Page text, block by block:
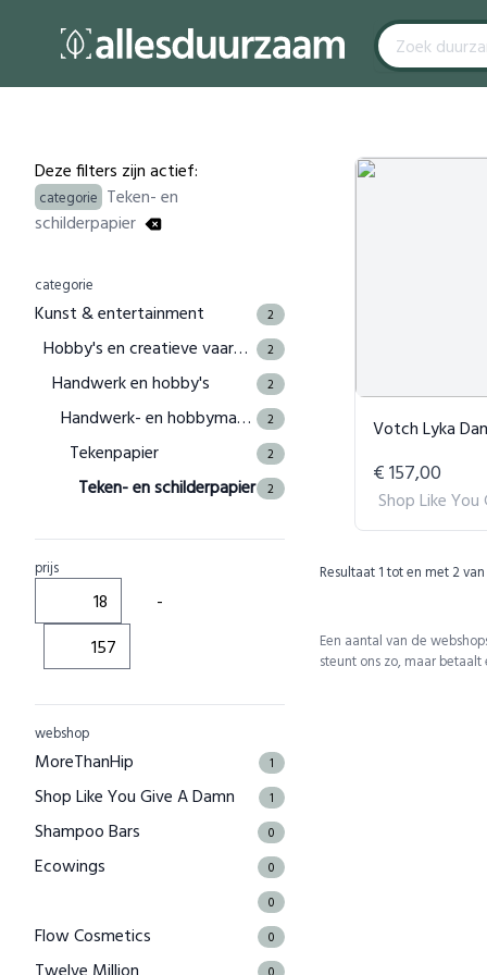
Filters
Deze filters zijn actief:
categorie
Teken- en
schilderpapier
categorie
Kunst & entertainment 2
Hobby's en creatieve vaardigheden 2
Handwerk en hobby's 2
Handwerk- en hobbymaterialen 2
Tekenpapier 2
Teken- en schilderpapier 2
prijs
-
webshop
MoreThanHip 1
Shop Like You Give A Damn 1
Shampoo Bars 0
Ecowings 0
0
Flow Cosmetics 0
Twelve Million 0
Products
Votch Lyka
€ 157,00
Shop Like You
Resultaat 1tot en met 2
Een aantal van de
steunt ons zo, maar betaalt